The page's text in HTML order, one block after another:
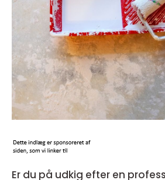
Er du på udkig efter en